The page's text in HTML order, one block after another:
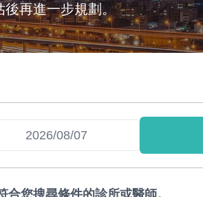
後再進一步規劃。
合您搜尋條件的診所或醫師。